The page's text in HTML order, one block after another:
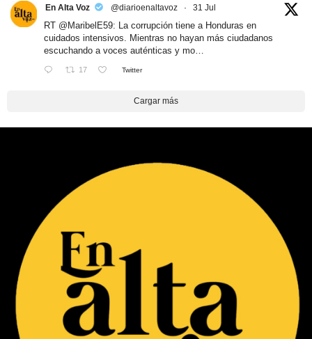
En Alta Voz @diarioenaltavoz · 31 Jul
RT @MaribelE59: La corrupción tiene a Honduras en
cuidados intensivos. Mientras no hayan más ciudadanos
escuchando a voces auténticas y mo…
17 Twitter
Cargar más